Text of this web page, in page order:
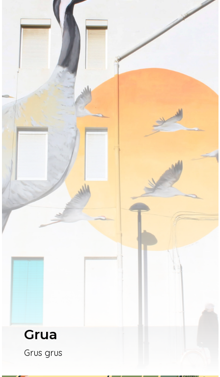
Grua
Grus grus